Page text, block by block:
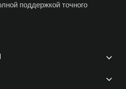
поддержкой точного